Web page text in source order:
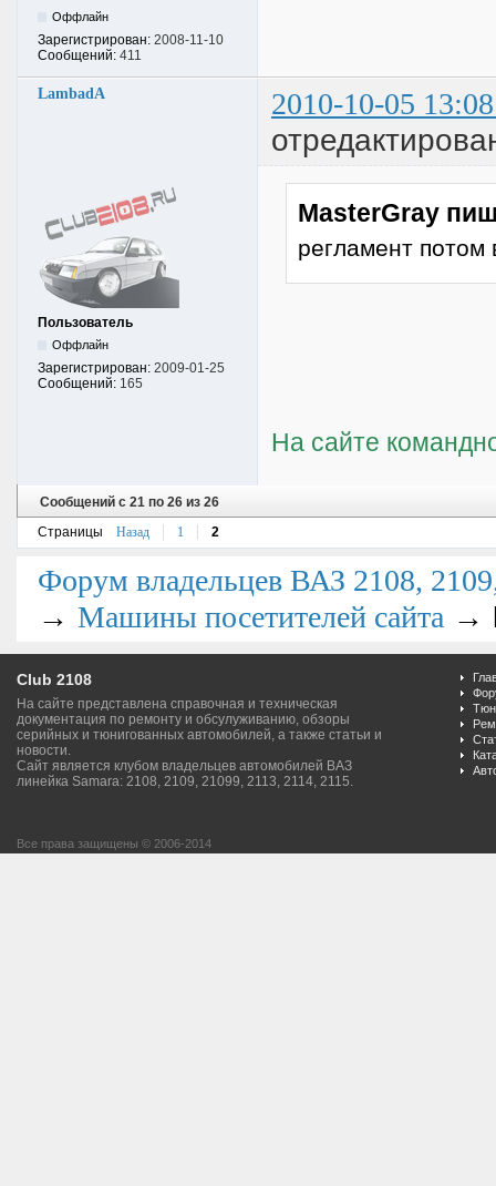
Оффлайн
Зарегистрирован: 2008-11-10
Сообщений: 411
LambadA 2010-10-05
Пользователь
Оффлайн
Зарегистрирован: 2009-01-25
Сообщений: 165
MasterGray
регламент потом
На сайте
Сообщений с 21 по 26 из 26
Страницы
Назад 1 2
Форум владельцев ВАЗ 2108,
→ Машины посетителей сайта →
Club 2108
На сайте представлена справочная и техническая
документация по ремонту и обсулуживанию, обзоры
серийных и тюнигованных автомобилей, а также статьи и
новости.
Сайт является клубом владельцев автомобилей ВАЗ
линейка Samara: 2108, 2109, 21099, 2113, 2114, 2115.
Все права защищены © 2006-2014